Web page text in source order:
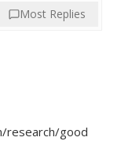
Most Replies
research/good